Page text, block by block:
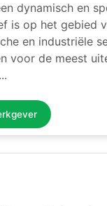
dynamisch en
is op het gebied
en industriële
voor de meest